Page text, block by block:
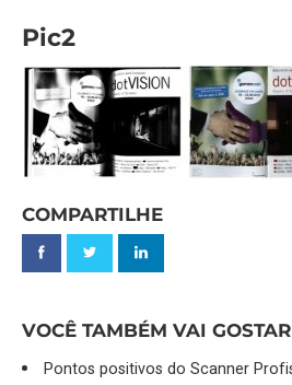
Pic2
COMPARTILHE
VOCÊ TAMBÉM VAI
Pontos positivos do Scanner